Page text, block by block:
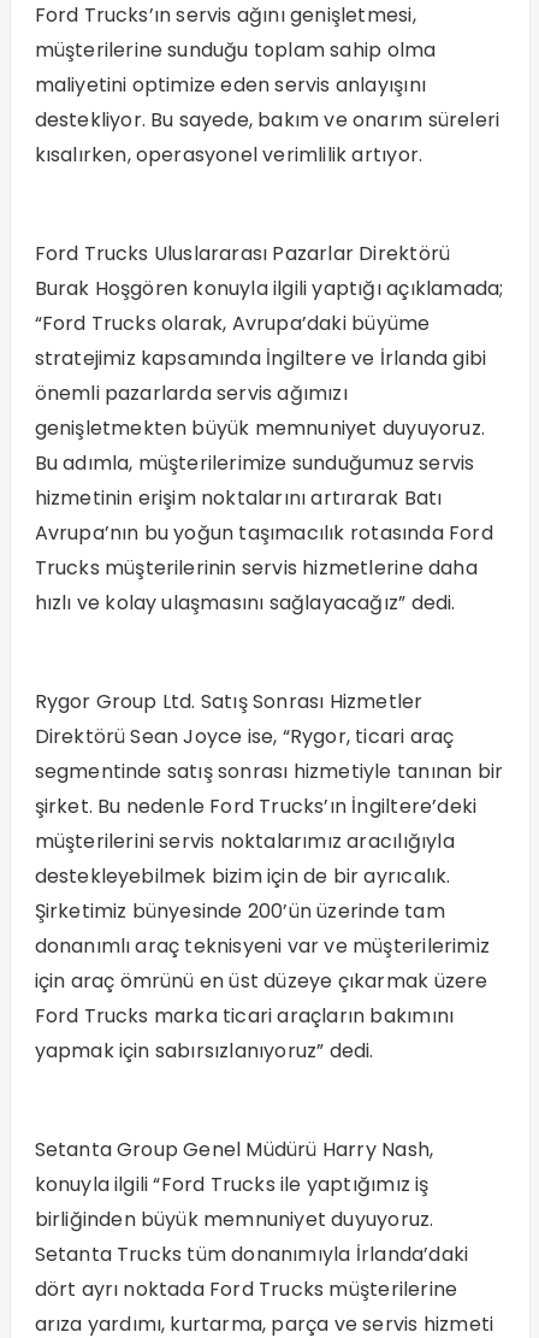
Ford Trucks’ın servis ağını genişletmesi,
müşterilerine sunduğu toplam sahip olma
maliyetini optimize eden servis anlayışını
destekliyor. Bu sayede, bakım ve onarım süreleri
kısalırken, operasyonel verimlilik artıyor.
Ford Trucks Uluslararası Pazarlar Direktörü
Burak Hoşgören konuyla ilgili yaptığı açıklamada;
“Ford Trucks olarak, Avrupa’daki büyüme
stratejimiz kapsamında İngiltere ve İrlanda gibi
önemli pazarlarda servis ağımızı
genişletmekten büyük memnuniyet duyuyoruz.
Bu adımla, müşterilerimize sunduğumuz servis
hizmetinin erişim noktalarını artırarak Batı
Avrupa’nın bu yoğun taşımacılık rotasında Ford
Trucks müşterilerinin servis hizmetlerine daha
hızlı ve kolay ulaşmasını sağlayacağız” dedi.
Rygor Group Ltd. Satış Sonrası Hizmetler
Direktörü Sean Joyce ise, “Rygor, ticari araç
segmentinde satış sonrası hizmetiyle tanınan bir
şirket. Bu nedenle Ford Trucks’ın İngiltere’deki
müşterilerini servis noktalarımız aracılığıyla
destekleyebilmek bizim için de bir ayrıcalık.
Şirketimiz bünyesinde 200’ün üzerinde tam
donanımlı araç teknisyeni var ve müşterilerimiz
için araç ömrünü en üst düzeye çıkarmak üzere
Ford Trucks marka ticari araçların bakımını
yapmak için sabırsızlanıyoruz” dedi.
Setanta Group Genel Müdürü Harry Nash,
konuyla ilgili “Ford Trucks ile yaptığımız iş
birliğinden büyük memnuniyet duyuyoruz.
Setanta Trucks tüm donanımıyla İrlanda’daki
dört ayrı noktada Ford Trucks müşterilerine
arıza yardımı, kurtarma, parça ve servis hizmeti